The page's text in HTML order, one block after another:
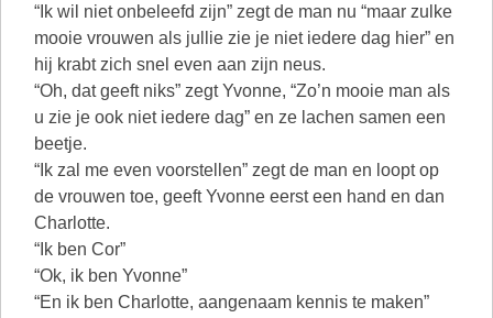
“Ik wil niet onbeleefd zijn” zegt de man nu “maar zulke
mooie vrouwen als jullie zie je niet iedere dag hier” en
hij krabt zich snel even aan zijn neus.
“Oh, dat geeft niks” zegt Yvonne, “Zo’n mooie man als
u zie je ook niet iedere dag” en ze lachen samen een
beetje.
“Ik zal me even voorstellen” zegt de man en loopt op
de vrouwen toe, geeft Yvonne eerst een hand en dan
Charlotte.
“Ik ben Cor”
“Ok, ik ben Yvonne”
“En ik ben Charlotte, aangenaam kennis te maken”